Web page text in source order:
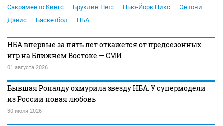
Сакраменто Кингс
Бруклин Нетс Нью-Йорк Никс
Энтони
Дэвис
Баскетбол НБА
НБА впервые за пять лет откажется от предсезонных
игр на Ближнем Востоке — СМИ
01 августа 2026
Бывшая Роналду охмурила звезду НБА. У супермодели
из России новая любовь
30 июля 2026